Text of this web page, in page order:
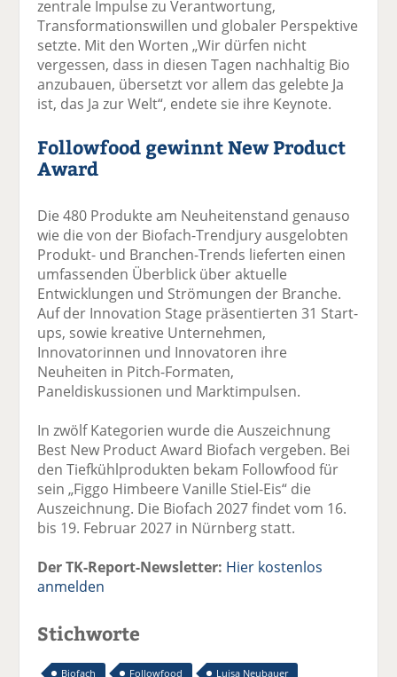
zentrale Impulse zu Verantwortung,
Transformationswillen und globaler Perspektive
setzte. Mit den Worten „Wir dürfen nicht
vergessen, dass in diesen Tagen nachhaltig Bio
anzubauen, übersetzt vor allem das gelebte Ja
ist, das Ja zur Welt“, endete sie ihre Keynote.
Followfood gewinnt New Product
Award
Die 480 Produkte am Neuheitenstand genauso
wie die von der Biofach-Trendjury ausgelobten
Produkt- und Branchen-Trends lieferten einen
umfassenden Überblick über aktuelle
Entwicklungen und Strömungen der Branche.
Auf der Innovation Stage präsentierten 31 Start-
ups, sowie kreative Unternehmen,
Innovatorinnen und Innovatoren ihre
Neuheiten in Pitch-Formaten,
Paneldiskussionen und Marktimpulsen.
In zwölf Kategorien wurde die Auszeichnung
Best New Product Award Biofach vergeben. Bei
den Tiefkühlprodukten bekam Followfood für
sein „Figgo Himbeere Vanille Stiel-Eis“ die
Auszeichnung. Die Biofach 2027 findet vom 16.
bis 19. Februar 2027 in Nürnberg statt.
Der TK-Report-Newsletter: Hier kostenlos
anmelden
Stichworte
Biofach Followfood
Luisa Neubauer